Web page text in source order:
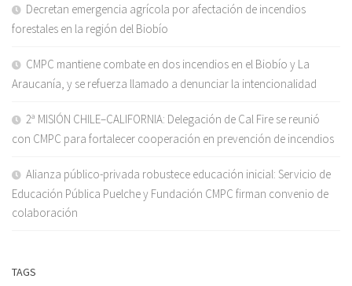
Decretan emergencia agrícola por afectación de incendios
forestales en la región del Biobío
CMPC mantiene combate en dos incendios en el Biobío y La
Araucanía, y se refuerza llamado a denunciar la intencionalidad
2ª MISIÓN CHILE–CALIFORNIA: Delegación de Cal Fire se reunió
con CMPC para fortalecer cooperación en prevención de incendios
Alianza público-privada robustece educación inicial: Servicio de
Educación Pública Puelche y Fundación CMPC firman convenio de
colaboración
TAGS